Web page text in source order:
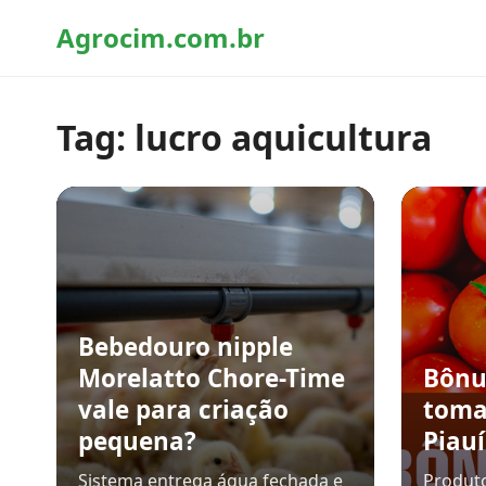
Agrocim.com.br
Tag: lucro aquicultura
Bebedouro nipple
Morelatto Chore-Time
vale para criação
pequena?
Sistema entrega água fechada e